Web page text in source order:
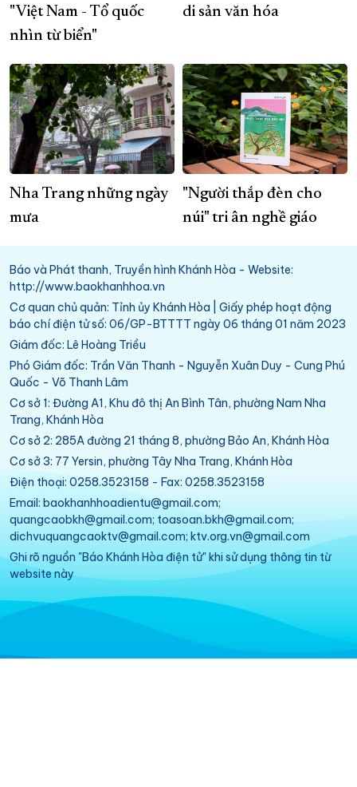
"Việt Nam - Tổ quốc
nhìn từ biển"
di sản văn hóa
Nha Trang những ngày
mưa
"Người thắp đèn cho
núi" tri ân nghề giáo
Báo và Phát thanh, Truyền hình Khánh Hòa - Website:
http://www.baokhanhhoa.vn
Cơ quan chủ quản: Tỉnh ủy Khánh Hòa | Giấy phép hoạt động
báo chí điện tử số: 06/GP-BTTTT ngày 06 tháng 01 năm 2023
Giám đốc: Lê Hoàng Triều
Phó Giám đốc: Trần Văn Thanh - Nguyễn Xuân Duy - Cung Phú
Quốc - Võ Thanh Lâm
Cơ sở 1: Đường A1, Khu đô thị An Bình Tân, phường Nam Nha
Trang, Khánh Hòa
Cơ sở 2: 285A đường 21 tháng 8, phường Bảo An, Khánh Hòa
Cơ sở 3: 77 Yersin, phường Tây Nha Trang, Khánh Hòa
Điện thoại: 0258.3523158 - Fax: 0258.3523158
Email: baokhanhhoadientu@gmail.com;
quangcaobkh@gmail.com; toasoan.bkh@gmail.com;
dichvuquangcaoktv@gmail.com; ktv.org.vn@gmail.com
Ghi rõ nguồn "Báo Khánh Hòa điện tử" khi sử dụng thông tin từ
website này